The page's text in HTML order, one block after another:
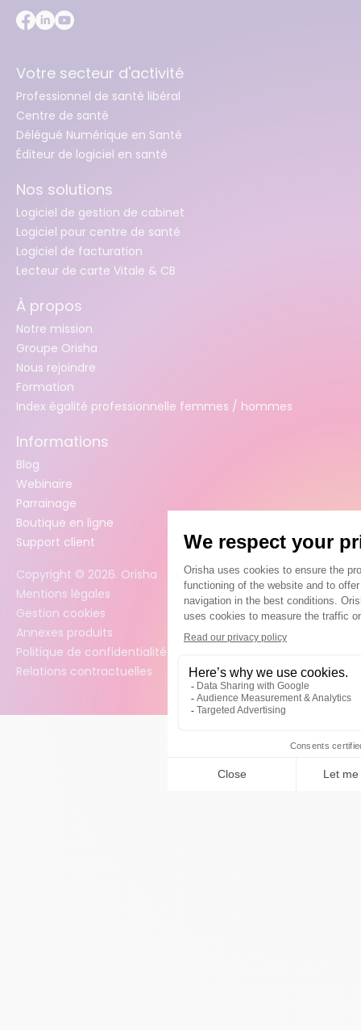
Votre secteur d'activité
Professionnel de santé libéral
Centre de santé
Délégué Numérique en Santé
Éditeur de logiciel en santé
Nos solutions
Logiciel de gestion de cabinet
Logiciel pour centre de santé
Logiciel de facturation
Lecteur de carte Vitale & CB
À propos
Notre mission
Groupe Orisha
Nous rejoindre
Formation
Index égalité professionnelle femmes / hommes
Informations
Blog
Webinaire
Parrainage
Boutique en ligne
Support client
Copyright © 2026. Orisha
Mentions légales
Gestion cookies
Annexes produits
Politique de confidentialité des données
Relations contractuelles